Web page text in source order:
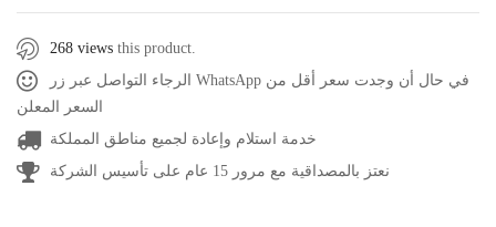
268 views this product.
الرجاء التواصل عبر زر WhatsApp في حال أن وجدت سعر أقل من
السعر المعلن
خدمة استلام وإعادة لجميع مناطق المملكة
نعتز بالمصداقية مع مرور 15 عام على تأسيس الشركة